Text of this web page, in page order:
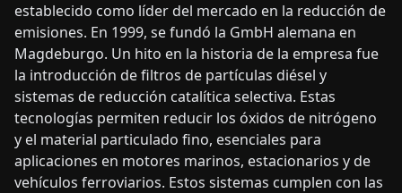
establecido como líder del mercado en la reducción de
emisiones. En 1999, se fundó la GmbH alemana en
Magdeburgo. Un hito en la historia de la empresa fue
la introducción de filtros de partículas diésel y
sistemas de reducción catalítica selectiva. Estas
tecnologías permiten reducir los óxidos de nitrógeno
y el material particulado fino, esenciales para
aplicaciones en motores marinos, estacionarios y de
vehículos ferroviarios. Estos sistemas cumplen con las